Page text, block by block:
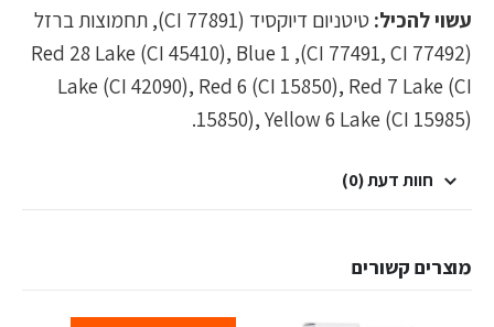
עשוי להכיל:
טיטניום דיוקסיד (CI 77891), תחמוצות ברזל
(CI 77491, CI 77492), Red 28 Lake (CI 45410), Blue 1
Lake (CI 42090), Red 6 (CI 15850), Red 7 Lake (CI
15850), Yellow 6 Lake (CI 15985).
חוות דעת (0)
מוצרים קשורים